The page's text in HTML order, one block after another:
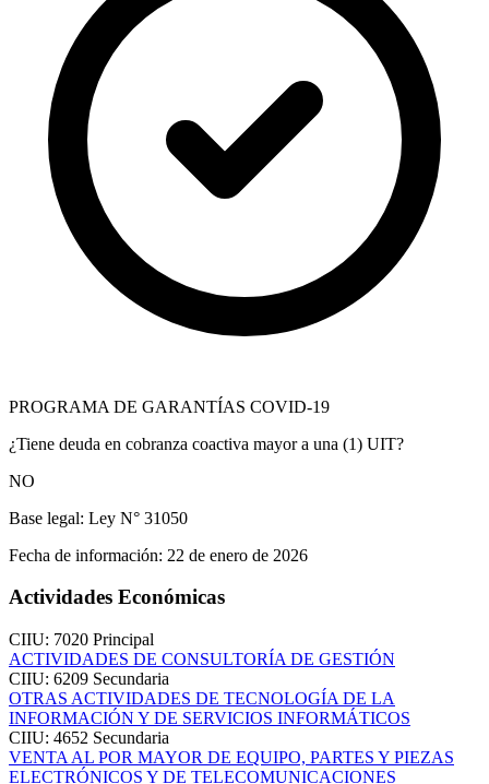
PROGRAMA DE GARANTÍAS COVID-19
¿Tiene deuda en cobranza coactiva mayor a una (1) UIT?
NO
Base legal: Ley N° 31050
Fecha de información: 22 de enero de 2026
Actividades Económicas
CIIU: 7020 Principal
ACTIVIDADES DE CONSULTORÍA DE GESTIÓN
CIIU: 6209 Secundaria
OTRAS ACTIVIDADES DE TECNOLOGÍA DE LA
INFORMACIÓN Y DE SERVICIOS INFORMÁTICOS
CIIU: 4652 Secundaria
VENTA AL POR MAYOR DE EQUIPO, PARTES Y PIEZAS
ELECTRÓNICOS Y DE TELECOMUNICACIONES